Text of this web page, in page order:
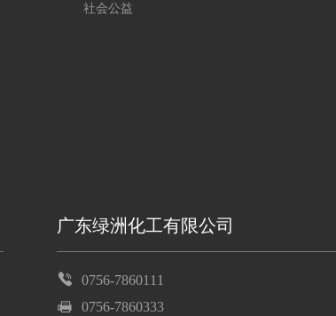
社会公益
广东绿洲化工有限公司
0756-7860111
0756-7860333